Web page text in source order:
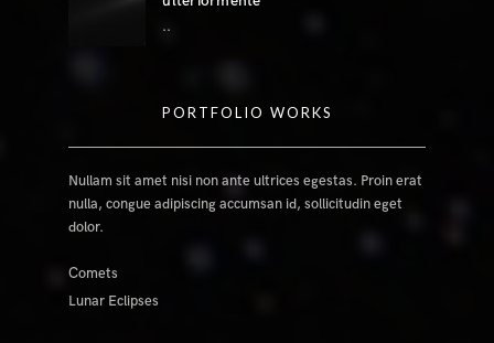
..
PORTFOLIO WORKS
Nullam sit amet nisi non ante ultrices egestas. Proin erat
nulla, congue adipiscing accumsan id, sollicitudin eget
dolor.
Comets
Lunar Eclipses